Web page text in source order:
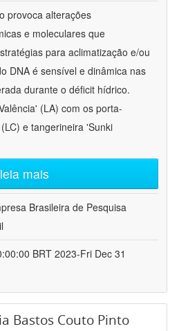
provoca alterações
e moleculares que
para aclimatização e/ou
DNA é sensível e dinâmica nas
durante o déficit hídrico.
(LA) com os porta-
e tangerineira 'Sunki
leia mais
Brasileira de Pesquisa
BRT 2023-Fri Dec 31
Bastos Couto Pinto